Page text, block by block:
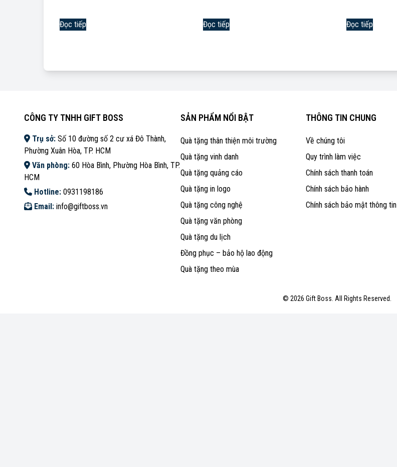
Đọc tiếp Đọc tiếp Đọc tiếp
CÔNG TY TNHH GIFT BOSS
Trụ sở: Số 10 đường số 2 cư xá Đô Thành,
Phường Xuân Hòa, TP. HCM
Văn phòng: 60 Hòa Bình, Phường Hòa Bình, TP.
HCM
Hotline: 0931198186
Email: info@giftboss.vn
SẢN PHẨM NỔI BẬT
Quà tặng thân thiện môi trường
Quà tặng vinh danh
Quà tặng quảng cáo
Quà tặng in logo
Quà tặng công nghệ
Quà tặng văn phòng
Quà tặng du lịch
Đồng phục – bảo hộ lao động
Quà tặng theo mùa
THÔNG TIN CHUNG
Về chúng tôi
Quy trình làm việc
Chính sách thanh toán
Chính sách bảo hành
Chính sách bảo mật thông tin
© 2026 Gift Boss. All Rights Reserved.